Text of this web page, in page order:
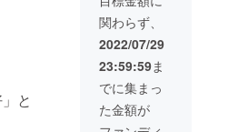
と
【使用
期限】
２０２
４年７
月末ま
で ※備
考欄に
お名前
と会社
会をい
たしま
す。 一
緒に美
味しい
もの食
べて予
祝ワー
ルドを
関わらず、
2022/07/29
23:59:59ま
でに集まっ
た金額が